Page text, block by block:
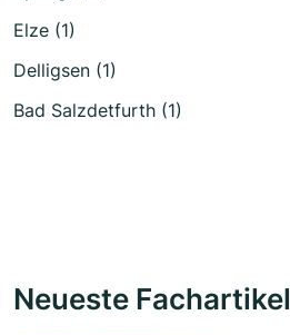
Elze (1)
Delligsen (1)
Bad Salzdetfurth (1)
Neueste Fachartikel